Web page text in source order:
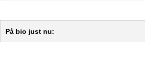
På bio just nu: